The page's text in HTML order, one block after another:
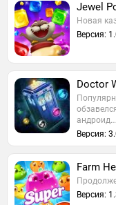
Jewel
Новая
Версия:
Doctor
андроид…
Версия:
Farm
Версия: